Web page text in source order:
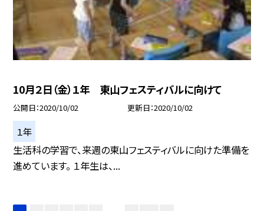
10月２日（金）１年 東山フェスティバルに向けて
公開日 2020/10/02 更新日 2020/10/02
１年
生活科の学習で、来週の東山フェスティバルに向けた準備を
進めています。 １年生は、...